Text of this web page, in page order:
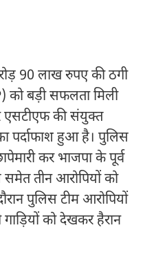
90 लाख रुपए की ठगी
बड़ी सफलता मिली
एसटीएफ की संयुक्त
पर्दाफाश हुआ है। पुलिस
कर भाजपा के पूर्व
तीन आरोपियों को
पुलिस टीम आरोपियों
को देखकर हैरान